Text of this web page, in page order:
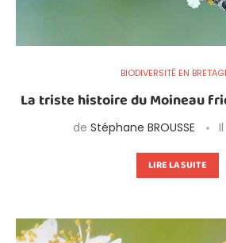
BIODIVERSITÉ EN
La triste histoire du Moineau
de Stéphane BROUSSE
LIRE LA SUITE